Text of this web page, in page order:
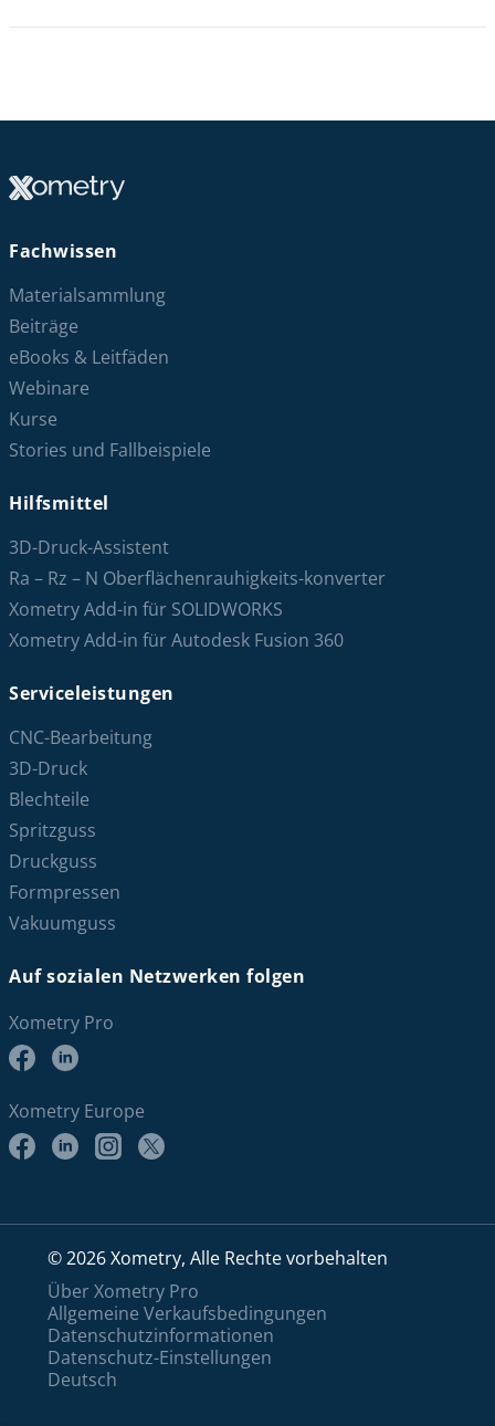
Fachwissen
Materialsammlung
Beiträge
eBooks & Leitfäden
Webinare
Kurse
Stories und Fallbeispiele
Hilfsmittel
3D-Druck-Assistent
Ra – Rz – N Oberflächenrauhigkeits-konverter
Xometry Add-in für SOLIDWORKS
Xometry Add-in für Autodesk Fusion 360
Serviceleistungen
CNC-Bearbeitung
3D-Druck
Blechteile
Spritzguss
Druckguss
Formpressen
Vakuumguss
Auf sozialen Netzwerken folgen
Xometry Pro
Xometry Europe
© 2026 Xometry, Alle Rechte vorbehalten
Über Xometry Pro
Allgemeine Verkaufsbedingungen
Datenschutzinformationen
Datenschutz-Einstellungen
Deutsch